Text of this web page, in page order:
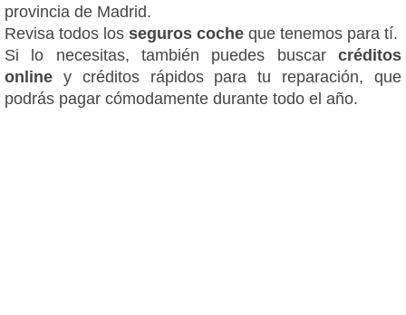
provincia de Madrid.
Revisa todos los seguros coche que tenemos para tí.
Si lo necesitas, también puedes buscar créditos
online y créditos rápidos para tu reparación, que
podrás pagar cómodamente durante todo el año.